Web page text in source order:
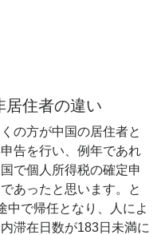
居住者の違い
の方が中国の居住者と
告を行い、例年であれ
で個人所得税の確定申
あったと思います。と
中で帰任となり、人によ
滞在日数が183日未満に